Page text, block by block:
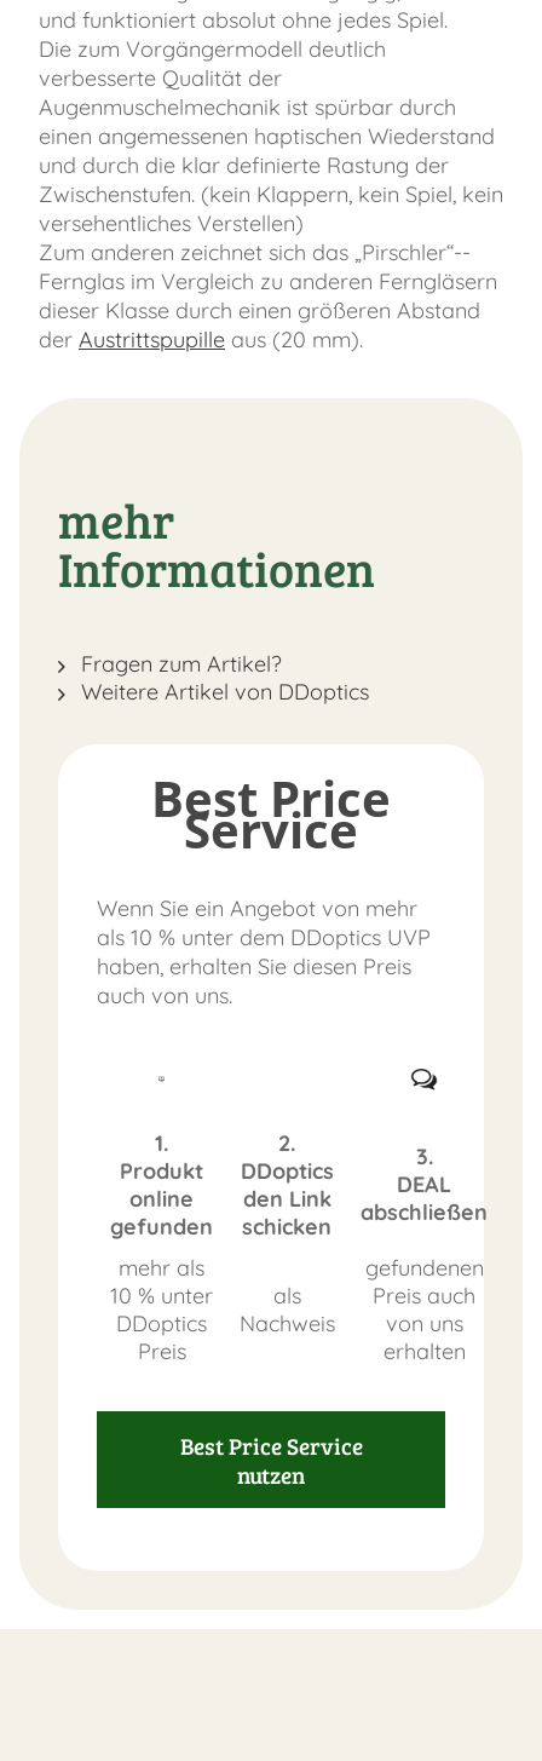
und funktioniert absolut ohne jedes Spiel.
Die zum Vorgängermodell deutlich
verbesserte Qualität der
Augenmuschelmechanik ist spürbar durch
einen angemessenen haptischen Wiederstand
und durch die klar definierte Rastung der
Zwischenstufen. (kein Klappern, kein Spiel, kein
versehentliches Verstellen)
Zum anderen zeichnet sich das „Pirschler“--
Fernglas im Vergleich zu anderen Ferngläsern
dieser Klasse durch einen größeren Abstand
der Austrittspupille aus (20 mm).
mehr
Informationen
Fragen zum Artikel?
Weitere Artikel von DDoptics
Best Price
Service
Wenn Sie ein Angebot von mehr
als 10 % unter dem DDoptics UVP
haben, erhalten Sie diesen Preis
auch von uns.
1.
Produkt
online
gefunden
2.
DDoptics
den Link
schicken
3.
DEAL
abschließen
mehr als
10 % unter
DDoptics
Preis
als
Nachweis
gefundenen
Preis auch
von uns
erhalten
Best Price Service
nutzen